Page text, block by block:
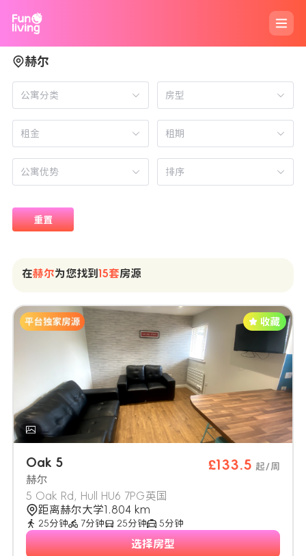
赫尔
公寓分类 房型
租期
排序
重置
在赫尔为您找到 15套房源
Oak 5
赫尔
5 Oak Rd, Hull HU6 7PG英国
£133.5 起/周
距离赫尔大学1.804 km
25分钟 7分钟 25分钟 5分钟
选择房型